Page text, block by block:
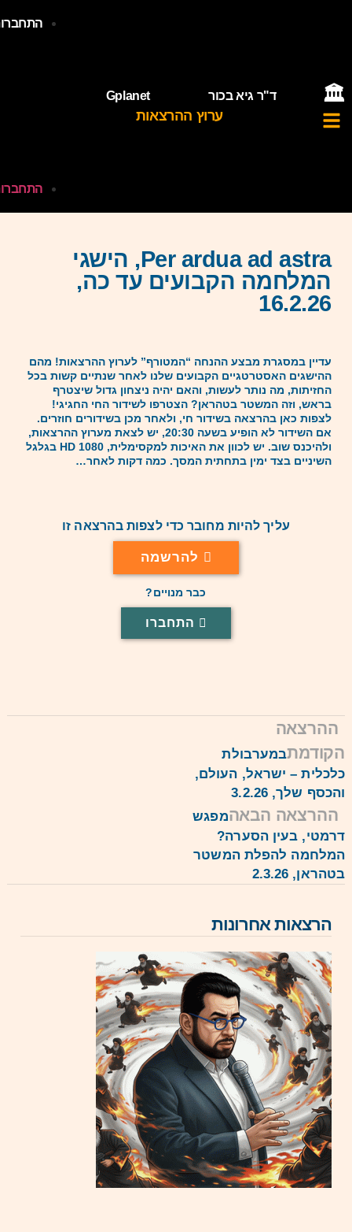
🏛 ד"ר גיא בכור Gplanet
ערוץ ההרצאות
התחברות
התחברות
Per ardua ad astra, הישגי
המלחמה הקבועים עד כה,
16.2.26
עדיין במסגרת מבצע ההנחה “המטורף” לערוץ ההרצאות! מהם
ההישגים האסטרטגיים הקבועים שלנו לאחר שנתיים קשות בכל
החזיתות, מה נותר לעשות, והאם יהיה ניצחון גדול שיצטרף
בראש, וזה המשטר בטהראן? הצטרפו לשידור החי החגיגי!
לצפות כאן בהרצאה בשידור חי, ולאחר מכן בשידורים חוזרים.
אם השידור לא הופיע בשעה 20:30, יש לצאת מערוץ ההרצאות,
ולהיכנס שוב. יש לכוון את האיכות למקסימלית, 1080 HD בגלגל
השיניים בצד ימין בתחתית המסך. כמה דקות לאחר…
עליך להיות מחובר כדי לצפות בהרצאה זו
להרשמה
כבר מנויים?
התחברו
ההרצאה
הקודמתבמערבולת
כלכלית – ישראל, העולם,
והכסף שלך, 3.2.26
ההרצאה הבאהמפגש
דרמטי, בעין הסערה?
המלחמה להפלת המשטר
בטהראן, 2.3.26
הרצאות אחרונות